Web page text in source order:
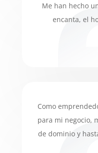
Me han hecho
encanta, el
Como
para mi negocio,
de dominio y